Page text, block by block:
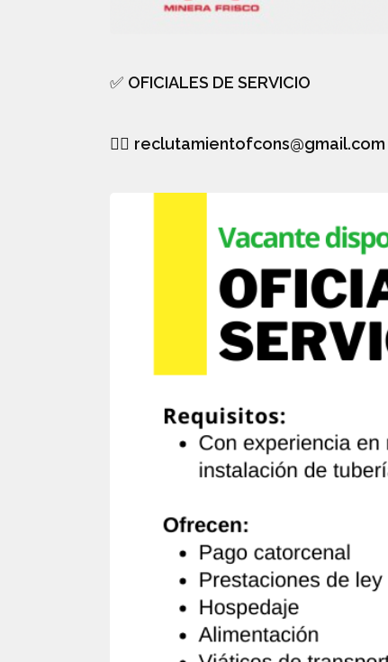
✅ OFICIALES DE SERVICIO
👉🏻 reclutamientofcons@gmail.com